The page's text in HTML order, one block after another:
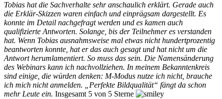
Tobias hat die Sachverhalte sehr anschaulich erklärt. Gerade auch
die Erklär-Skizzen waren einfach und einprägsam dargestellt. Es
konnte im Detail nachgefragt werden und es kamen auch
qualifizierte Antworten. Solange, bis der Teilnehmer es verstanden
hat. Wenn Tobias ausnahmsweise mal etwas nicht hundertprozentig
beantworten konnte, hat er das auch gesagt und hat nicht um die
Antwort herumlamentiert. So muss das sein. Die Namensänderung
des Webinars kann ich nachvollziehen. In meinem Bekanntenkreis
sind einige, die würden denken: M-Modus nutze ich nicht, brauche
ich mich nicht anmelden. „Perfekte Bildqualität“ fängt da schon
mehr Leute ein. Insgesamt 5 von 5 Sterne